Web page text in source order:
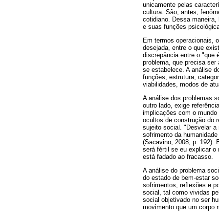
unicamente pelas
cultura. São, antes,
cotidiano. Dessa
e suas funções
Em termos operacionais,
desejada, entre o que
discrepância entre o "que
problema, que precisa
se estabelece. A análise
funções, estrutura,
viabilidades, modos de
A análise dos problemas
outro lado, exige
implicações com o
ocultos de construção do
sujeito social. "Desvelar a
sofrimento da
(Sacavino, 2008, p. 192).
será fértil se eu explicar o
está fadado ao fracasso.
A análise do problema
do estado de bem-estar
sofrimentos, reflexões e
social, tal como vividas
social objetivado no ser
movimento que um corpo